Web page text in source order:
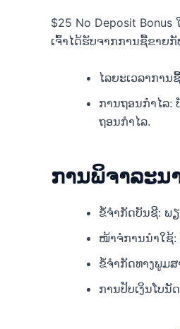
$25 No Deposit
ເຈົ້າໄດ້ຮັບຈາກການຊື້ຂາຍກັ
ໄລຍະເວລາການ
ການຖອນກຳໄລ:
ຖອນກຳໄລ.
ການພິຈາລະນ
ຂໍ້ຈໍາກັດບັນຊີ: ພ
ໜ້າຈໍການນຳໃຊ້:
ຂໍ້ຈຳກັດທາງພູມ
ການປັບເງິນໂບນັ